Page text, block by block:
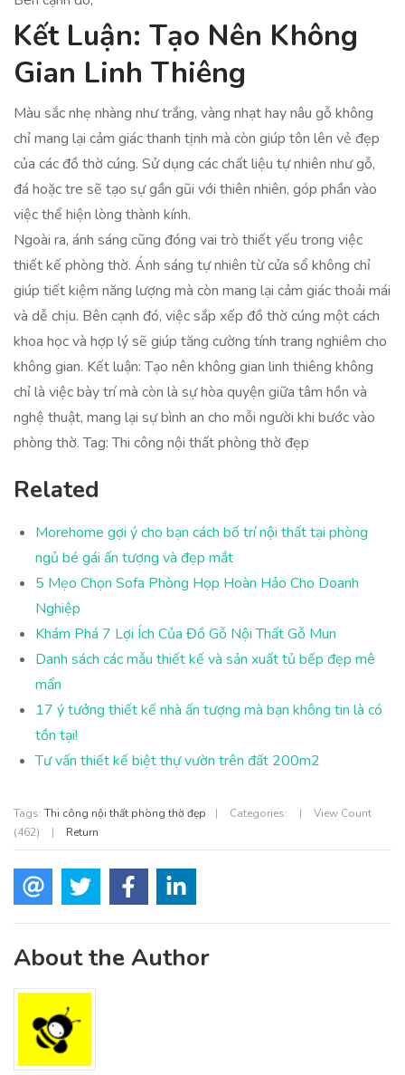
Kết Luận: Tạo Nên Không
Gian Linh Thiêng
Màu sắc nhẹ nhàng như trắng, vàng nhạt hay nâu gỗ không
chỉ mang lại cảm giác thanh tịnh mà còn giúp tôn lên vẻ đẹp
của các đồ thờ cúng. Sử dụng các chất liệu tự nhiên như gỗ,
đá hoặc tre sẽ tạo sự gần gũi với thiên nhiên, góp phần vào
việc thể hiện lòng thành kính.
Ngoài ra, ánh sáng cũng đóng vai trò thiết yếu trong việc
thiết kế phòng thờ. Ánh sáng tự nhiên từ cửa sổ không chỉ
giúp tiết kiệm năng lượng mà còn mang lại cảm giác thoải mái
và dễ chịu. Bên cạnh đó, việc sắp xếp đồ thờ cúng một cách
khoa học và hợp lý sẽ giúp tăng cường tính trang nghiêm cho
không gian. Kết luận: Tạo nên không gian linh thiêng không
chỉ là việc bày trí mà còn là sự hòa quyện giữa tâm hồn và
nghệ thuật, mang lại sự bình an cho mỗi người khi bước vào
phòng thờ. Tag: Thi công nội thất phòng thờ đẹp
Related
Morehome gợi ý cho bạn cách bố trí nội thất tại phòng
ngủ bé gái ấn tượng và đẹp mắt
5 Mẹo Chọn Sofa Phòng Họp Hoàn Hảo Cho Doanh
Nghiệp
Khám Phá 7 Lợi Ích Của Đồ Gỗ Nội Thất Gỗ Mun
Danh sách các mẫu thiết kế và sản xuất tủ bếp đẹp mê
mẩn
17 ý tưởng thiết kế nhà ấn tượng mà bạn không tin là có
tồn tại!
Tư vấn thiết kế biệt thự vườn trên đất 200m2
Tags: Thi công nội thất phòng thờ đẹp | Categories: |
View Count
(462)
| Return
About the Author